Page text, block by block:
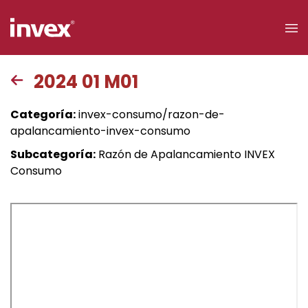
Acceso a
clientes
Buscar
2024 01 M01
Categoría:invex-consumo/razon-de-
apalancamiento-invex-consumo
Subcategoría: Razón de Apalancamiento INVEX
Consumo